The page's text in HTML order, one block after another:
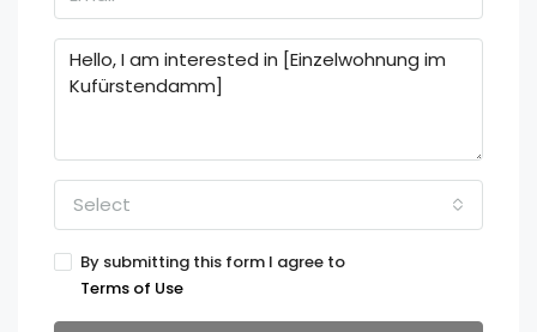
Select
By submitting this form I agree to
Terms of Use